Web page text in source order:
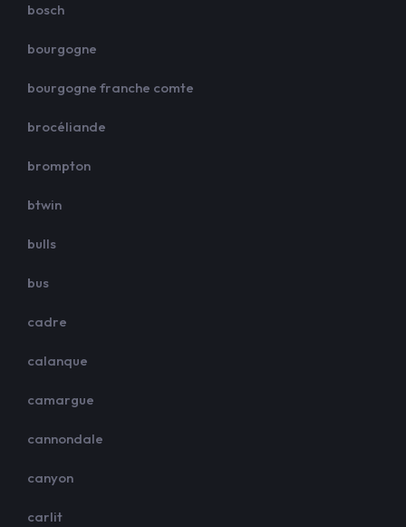
bosch
bourgogne
bourgogne franche comte
brocéliande
brompton
btwin
bulls
bus
cadre
calanque
camargue
cannondale
canyon
carlit